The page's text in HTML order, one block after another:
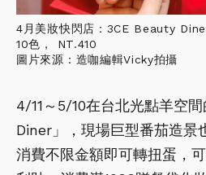
4月美妝快閃店：3CE Beauty
10色， NT.410
圖片來源：造咖編輯Vicky拍攝
4/11～5/10在台北光點羊空
Diner」，現場巨型番茄造景
消費不限金額即可轉扭蛋，